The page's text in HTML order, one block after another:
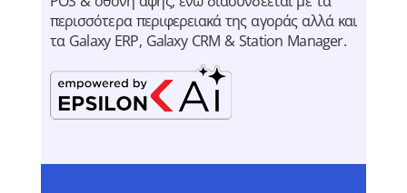
περισσότερα περιφερειακά της αγοράς αλλά και
τα Galaxy ERP, Galaxy CRM & Station Manager.